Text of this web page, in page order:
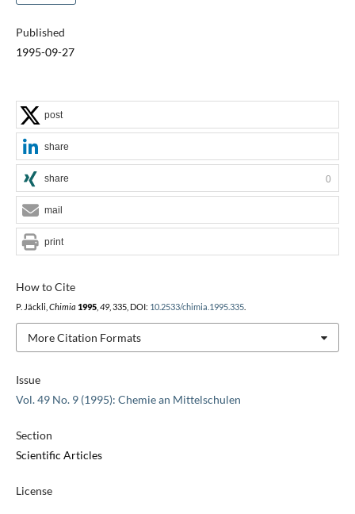
Published
1995-09-27
Issue
Vol. 49 No. 9 (1995): Chemie an Mittelschulen
Section
Scientific Articles
License
How to Cite
P. Jäckli, Chimia 1995, 49, 335, DOI: 10.2533/chimia.1995.335.
More Citation Formats
post
share
share 0
mail
print